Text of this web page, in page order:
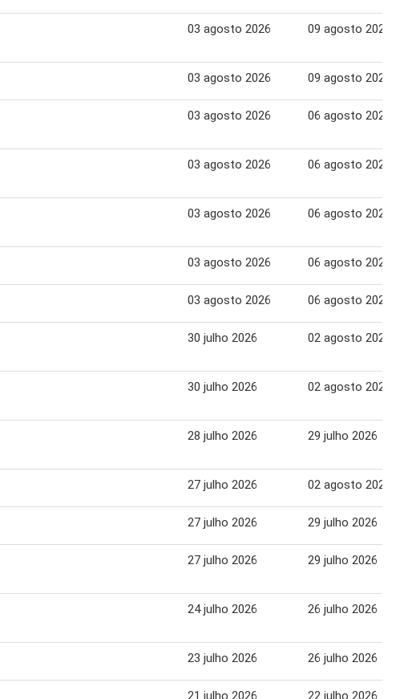
03 agosto 2026 09 agosto 2026
03 agosto 2026 09 agosto 2026
03 agosto 2026 06 agosto 2026
03 agosto 2026 06 agosto 2026
03 agosto 2026 06 agosto 2026
03 agosto 2026 06 agosto 2026
03 agosto 2026 06 agosto 2026
30 julho 2026 02 agosto 2026
30 julho 2026 02 agosto 2026
28 julho 2026 29 julho 2026
27 julho 2026 02 agosto 2026
27 julho 2026 29 julho 2026
27 julho 2026 29 julho 2026
24 julho 2026 26 julho 2026
23 julho 2026 26 julho 2026
21 julho 2026 22 julho 2026